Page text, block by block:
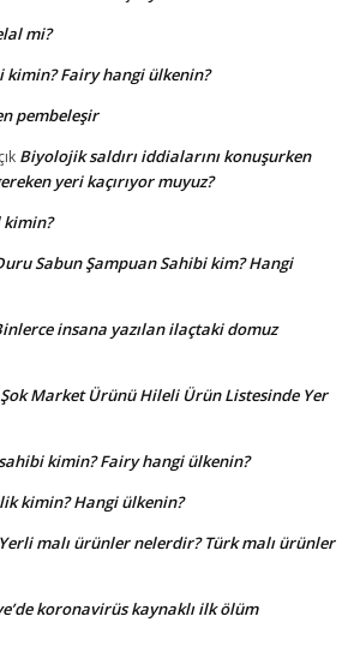
mi?
kimin? Fairy hangi ülkenin?
pembeleşir
Biyolojik saldırı iddialarını konuşurken
yeri kaçırıyor muyuz?
kimin?
Sabun Şampuan Sahibi kim? Hangi
insana yazılan ilaçtaki domuz
Şok Market Ürünü Hileli Ürün Listesinde Yer
kimin? Fairy hangi ülkenin?
kimin? Hangi ülkenin?
Yerli malı ürünler nelerdir? Türk malı ürünler
koronavirüs kaynaklı ilk ölüm